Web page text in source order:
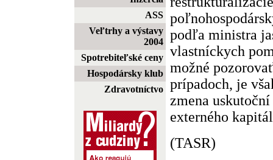
ASS
Veľtrhy a výstavy
2004
Spotrebiteľské ceny
Hospodársky klub
Zdravotníctvo
podľa ministra
vlastníckych
možné
prípadoch, je
zmena
externého
(TASR)